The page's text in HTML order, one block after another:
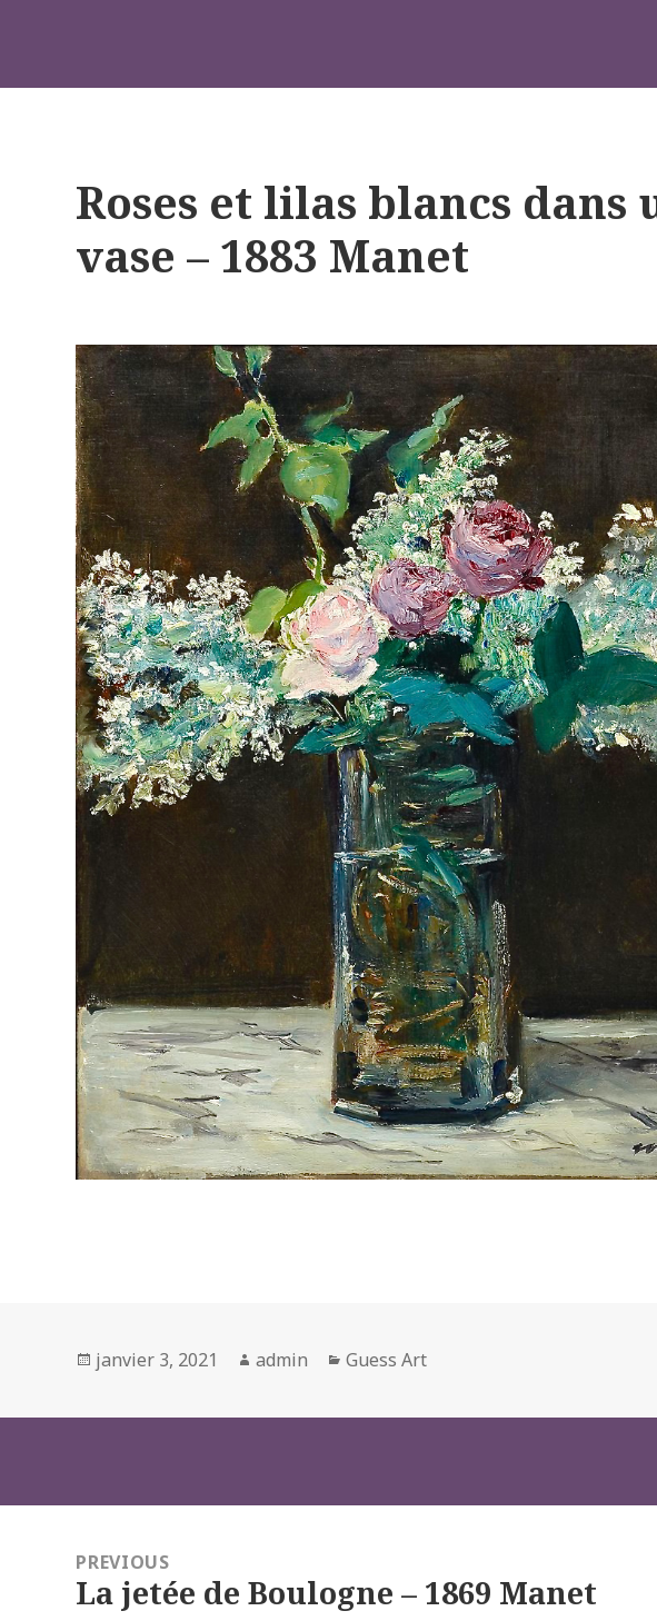
Roses et lilas blancs dans
vase – 1883 Manet
Posted
janvier 3, 2021 Author
admin Categories
Guess Art
l’article
PREVIOUS
Previous
La jetée de Boulogne – 1869 Manet